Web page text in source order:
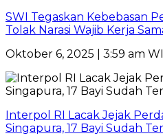
SWI Tegaskan Kebebasan
Tolak Narasi Wajib Kerja
Oktober 6, 2025 | 3:59 am
Interpol RI Lacak Jejak
Singapura, 17 Bayi Sudah